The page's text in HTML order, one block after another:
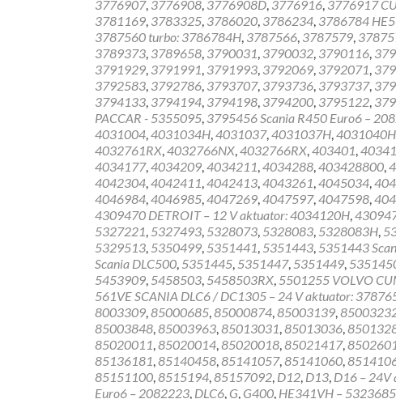
3776907, 3776908, 3776908D, 3776916, 3776917
3781169, 3783325, 3786020, 3786234, 3786784
3787560 turbo: 3786784H, 3787566, 3787579,
3789373, 3789658, 3790031, 3790032, 3790116,
3791929, 3791991, 3791993, 3792069, 3792071,
3792583, 3792786, 3793707, 3793736, 3793737,
3794133, 3794194, 3794198, 3794200, 3795122,
PACCAR - 5355095, 3795456 Scania R450 Euro6 –
4031004,4031034H,4031037,4031037H,4031040H
4032761RX,4032766NX,4032766RX,403401,
4034177,4034209,4034211,4034288,403428800,
4042304,4042411,4042413,4043261,4045034,
4046984,4046985,4047269,4047597,4047598,
4309470 DETROIT – 12 V aktuator: 4034120H,
5327221, 5327493, 5328073, 5328083, 5328083H,
5329513, 5350499, 5351441, 5351443, 5351443
Scania DLC500, 5351445, 5351447, 5351449,
5453909, 5458503, 5458503RX, 5501255 VOLVO
561VE SCANIA DLC6 / DC1305 – 24 V aktuator:
8003309,85000685,85000874,85003139,
85003848,85003963,85013031,85013036,
85020011,85020014,85020018,85021417,
85136181,85140458,85141057,85141060,
85151100,8515194,85157092, D12, D13, D16 –
Euro6 – 2082223, DLC6, G, G400, HE341VH – 5323685